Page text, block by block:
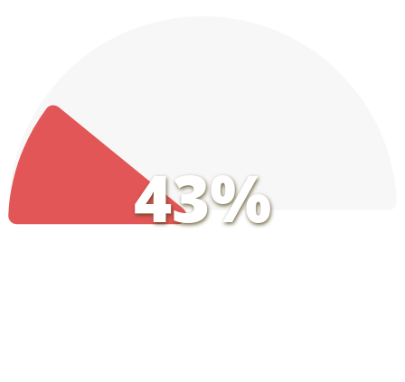
43%